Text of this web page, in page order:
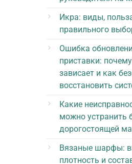
Икра: виды,
правильного
Ошибка
приставки:
зависает и как
восстановить
Какие
можно устранить
дорогостоящей
Вязаные шарфы:
плотность и